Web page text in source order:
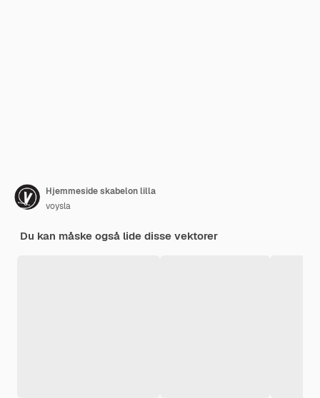
Hjemmeside skabelon lilla
voysla
Du kan måske også lide disse vektorer